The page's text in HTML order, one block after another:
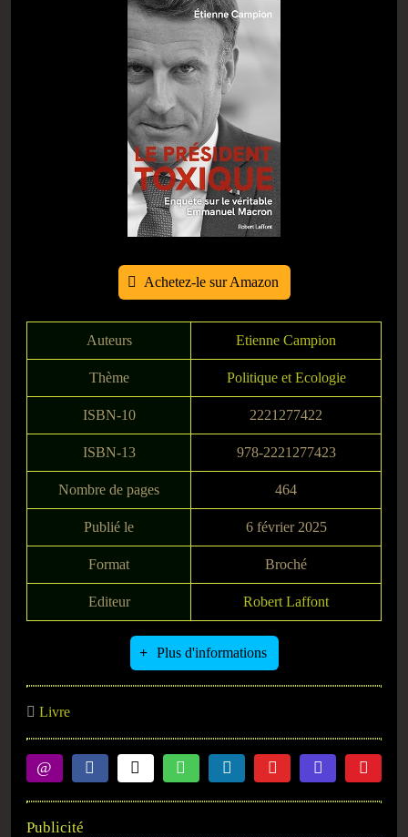
Achetez-le sur Amazon
Auteurs Etienne Campion
Thème Politique et Ecologie
ISBN-10 2221277422
ISBN-13 978-2221277423
Nombre de pages 464
Publié le 6 février 2025
Format Broché
Editeur Robert Laffont
Plus d'informations
Livre
Publicité